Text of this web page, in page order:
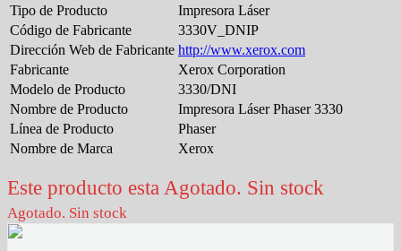
Tipo de Producto
Impresora Láser
Código de Fabricante
3330V_DNIP
Dirección Web de Fabricante http://www.xerox.com
Fabricante
Xerox Corporation
Modelo de Producto
3330/DNI
Nombre de Producto
Impresora Láser Phaser 3330
Línea de Producto
Phaser
Nombre de Marca
Xerox
Este producto esta Agotado. Sin stock
Agotado. Sin stock